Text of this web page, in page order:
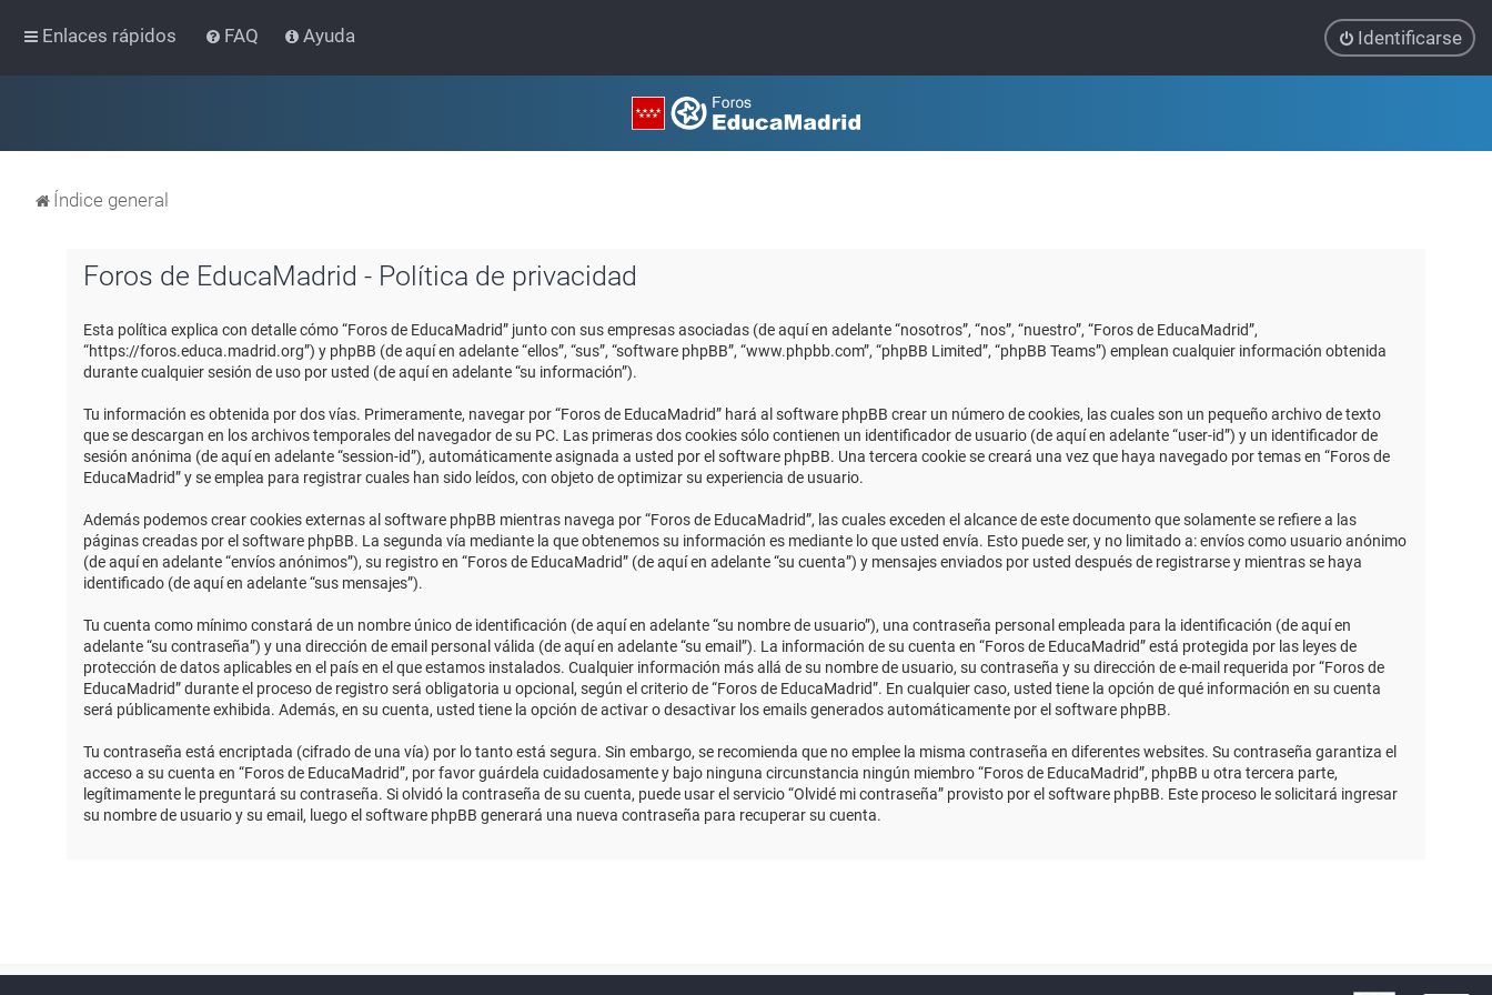
Enlaces rápidos FAQ Ayuda Identificarse
Índice general
Foros de EducaMadrid - Política de privacidad
Esta política explica con detalle cómo “Foros de EducaMadrid” junto con sus empresas asociadas (de aquí en adelante “nosotros”, “nos”, “nuestro”, “Foros de EducaMadrid”,
“https://foros.educa.madrid.org”) y phpBB (de aquí en adelante “ellos”, “sus”, “software phpBB”, “www.phpbb.com”, “phpBB Limited”, “phpBB Teams”) emplean cualquier información obtenida
durante cualquier sesión de uso por usted (de aquí en adelante “su información”).
Tu información es obtenida por dos vías. Primeramente, navegar por “Foros de EducaMadrid” hará al software phpBB crear un número de cookies, las cuales son un pequeño archivo de texto
que se descargan en los archivos temporales del navegador de su PC. Las primeras dos cookies sólo contienen un identificador de usuario (de aquí en adelante “user-id”) y un identificador de
sesión anónima (de aquí en adelante “session-id”), automáticamente asignada a usted por el software phpBB. Una tercera cookie se creará una vez que haya navegado por temas en “Foros de
EducaMadrid” y se emplea para registrar cuales han sido leídos, con objeto de optimizar su experiencia de usuario.
Además podemos crear cookies externas al software phpBB mientras navega por “Foros de EducaMadrid”, las cuales exceden el alcance de este documento que solamente se refiere a las
páginas creadas por el software phpBB. La segunda vía mediante la que obtenemos su información es mediante lo que usted envía. Esto puede ser, y no limitado a: envíos como usuario anónimo
(de aquí en adelante “envíos anónimos”), su registro en “Foros de EducaMadrid” (de aquí en adelante “su cuenta”) y mensajes enviados por usted después de registrarse y mientras se haya
identificado (de aquí en adelante “sus mensajes”).
Tu cuenta como mínimo constará de un nombre único de identificación (de aquí en adelante “su nombre de usuario”), una contraseña personal empleada para la identificación (de aquí en
adelante “su contraseña”) y una dirección de email personal válida (de aquí en adelante “su email”). La información de su cuenta en “Foros de EducaMadrid” está protegida por las leyes de
protección de datos aplicables en el país en el que estamos instalados. Cualquier información más allá de su nombre de usuario, su contraseña y su dirección de e-mail requerida por “Foros de
EducaMadrid” durante el proceso de registro será obligatoria u opcional, según el criterio de “Foros de EducaMadrid”. En cualquier caso, usted tiene la opción de qué información en su cuenta
será públicamente exhibida. Además, en su cuenta, usted tiene la opción de activar o desactivar los emails generados automáticamente por el software phpBB.
Tu contraseña está encriptada (cifrado de una vía) por lo tanto está segura. Sin embargo, se recomienda que no emplee la misma contraseña en diferentes websites. Su contraseña garantiza el
acceso a su cuenta en “Foros de EducaMadrid”, por favor guárdela cuidadosamente y bajo ninguna circunstancia ningún miembro “Foros de EducaMadrid”, phpBB u otra tercera parte,
legítimamente le preguntará su contraseña. Si olvidó la contraseña de su cuenta, puede usar el servicio “Olvidé mi contraseña” provisto por el software phpBB. Este proceso le solicitará ingresar
su nombre de usuario y su email, luego el software phpBB generará una nueva contraseña para recuperar su cuenta.